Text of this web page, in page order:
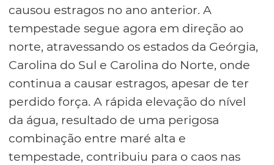
causou estragos no ano anterior. A
tempestade segue agora em direção ao
norte, atravessando os estados da Geórgia,
Carolina do Sul e Carolina do Norte, onde
continua a causar estragos, apesar de ter
perdido força. A rápida elevação do nível
da água, resultado de uma perigosa
combinação entre maré alta e
tempestade, contribuiu para o caos nas